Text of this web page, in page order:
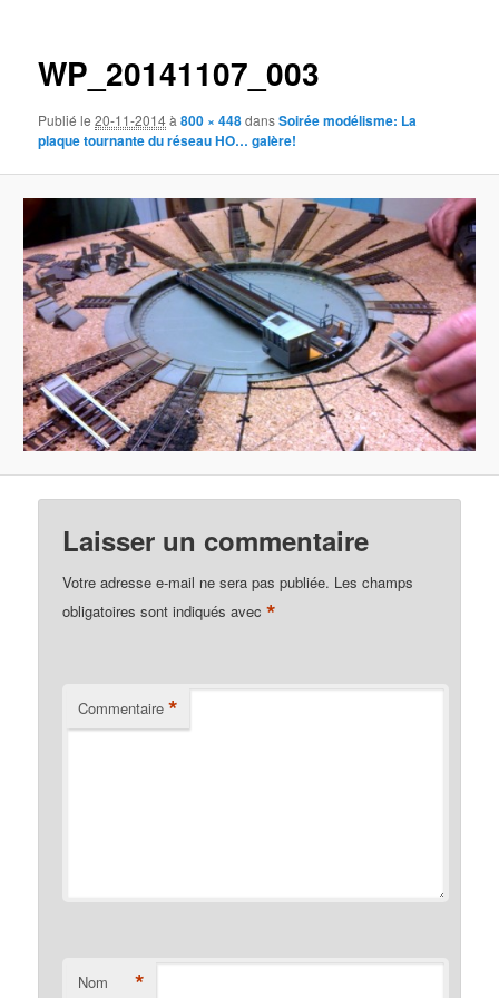
WP_20141107_003
Publié le20-11-2014à800 × 448dansSoirée modélisme: La
plaque tournante du réseau HO… galère!
Laisser un commentaire
Votre adresse e-mail ne sera pas publiée. Les champs
obligatoires sont indiqués avec*
Commentaire *
Nom *